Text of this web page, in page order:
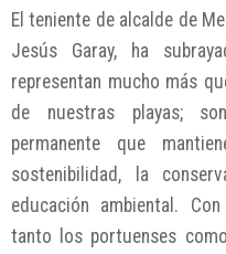
El teniente de alcalde de
Jesús Garay, ha
representan mucho más
de nuestras playas;
permanente que
sostenibilidad, la
educación ambiental.
tanto los portuenses